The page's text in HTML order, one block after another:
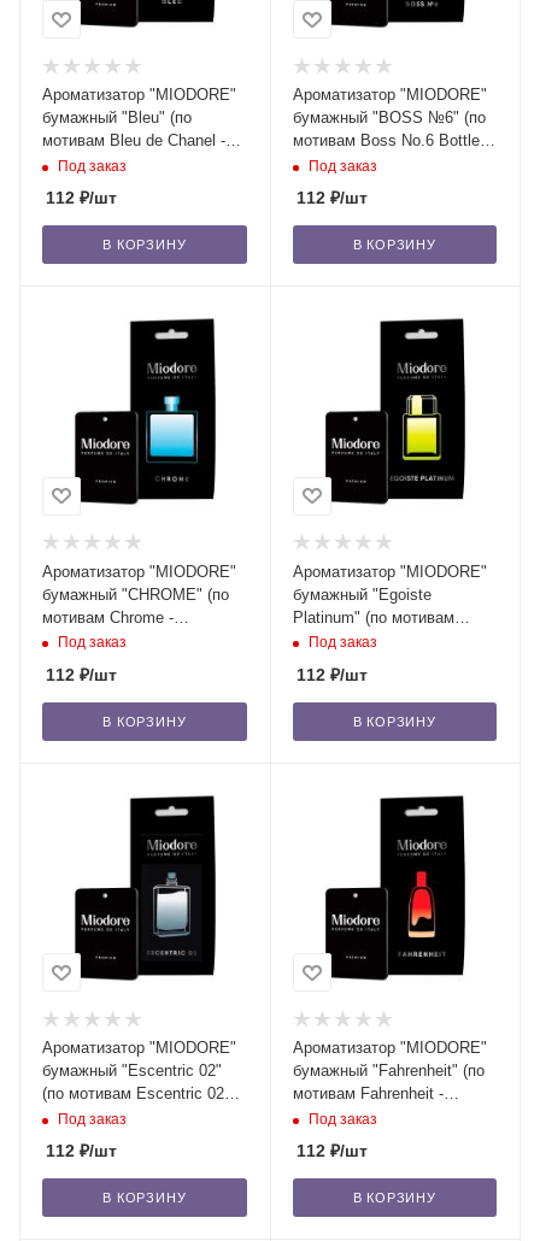
Ароматизатор "MIODORE"
бумажный "Bleu" (по
мотивам Bleu de Chanel -
Chanel)/22
Под заказ
112 ₽/шт
В КОРЗИНУ
Ароматизатор "MIODORE"
бумажный "BOSS №6" (по
мотивам Boss No.6 Bottled -
HUGO BOSS)/22
Под заказ
112₽/шт
В КОРЗИНУ
Ароматизатор "MIODORE"
бумажный "CHROME" (по
мотивам Chrome -
Azzaro)/22
Под заказ
112 ₽/шт
В КОРЗИНУ
Ароматизатор "MIODORE"
бумажный "Egoistе
Platinum" (по мотивам
Egoistе Platinum -
Под заказ
112₽/шт
В КОРЗИНУ
Ароматизатор "MIODORE"
бумажный "Escentric 02"
(по мотивам Escentric 02
(Molecules)/22
Под заказ
112 ₽/шт
В КОРЗИНУ
Ароматизатор "MIODORE"
бумажный "Fahrenheit" (по
мотивам Fahrenheit -
Christian Dior)/22
Под заказ
112₽/шт
В КОРЗИНУ